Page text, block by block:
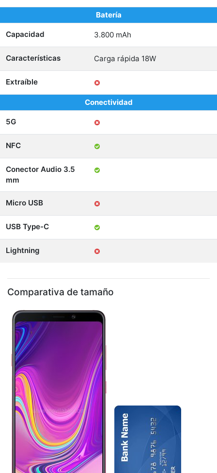
Batería
Capacidad 3.800 mAh
Características Carga rápida 18W
Extraíble
Conectividad
5G
NFC
Conector Audio 3.5
mm
Micro USB
USB Type-C
Lightning
Comparativa de tamaño